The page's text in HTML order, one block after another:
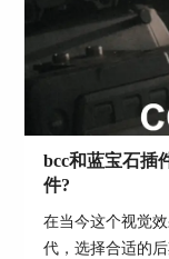
片添加光晕效果
bcc和蓝宝石插
件?
在当今这个视觉
代，选择合适的